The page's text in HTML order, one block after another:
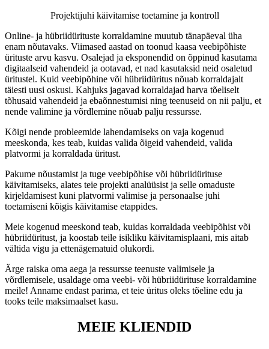
Projektijuhi käivitamise toetamine ja kontroll
Online- ja hübriidürituste korraldamine muutub tänapäeval üha
enam nõutavaks. Viimased aastad on toonud kaasa veebipõhiste
ürituste arvu kasvu. Osalejad ja eksponendid on õppinud kasutama
digitaalseid vahendeid ja ootavad, et nad kasutaksid neid osaletud
üritustel. Kuid veebipõhine või hübriidüritus nõuab korraldajalt
täiesti uusi oskusi. Kahjuks jagavad korraldajad harva tõeliselt
tõhusaid vahendeid ja ebaõnnestumisi ning teenuseid on nii palju, et
nende valimine ja võrdlemine nõuab palju ressursse.
Kõigi nende probleemide lahendamiseks on vaja kogenud
meeskonda, kes teab, kuidas valida õigeid vahendeid, valida
platvormi ja korraldada üritust.
Pakume nõustamist ja tuge veebipõhise või hübriidürituse
käivitamiseks, alates teie projekti analüüsist ja selle omaduste
kirjeldamisest kuni platvormi valimise ja personaalse juhi
toetamiseni kõigis käivitamise etappides.
Meie kogenud meeskond teab, kuidas korraldada veebipõhist või
hübriidüritust, ja koostab teile isikliku käivitamisplaani, mis aitab
vältida vigu ja ettenägematuid olukordi.
Ärge raiska oma aega ja ressursse teenuste valimisele ja
võrdlemisele, usaldage oma veebi- või hübriidürituse korraldamine
meile! Anname endast parima, et teie üritus oleks tõeline edu ja
tooks teile maksimaalset kasu.
MEIE KLIENDID